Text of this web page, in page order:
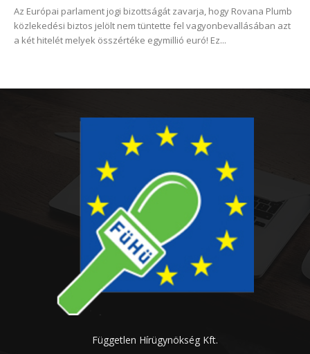
Az Európai parlament jogi bizottságát zavarja, hogy Rovana Plumb
közlekedési biztos jelölt nem tüntette fel vagyonbevallásában azt
a két hitelét melyek összértéke egymillió euró! Ez...
Független Hírügynökség Kft.